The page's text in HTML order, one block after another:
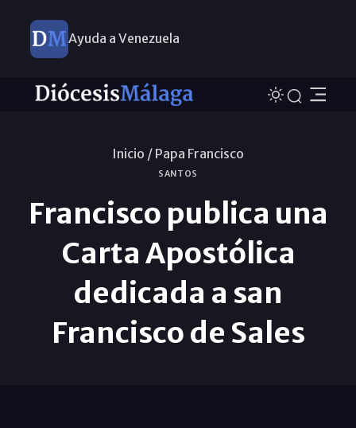
Ayuda a Venezuela
Inicio / Papa Francisco
SANTOS
Francisco publica una
Carta Apostólica
dedicada a san
Francisco de Sales